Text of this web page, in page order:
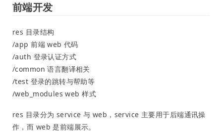
前端开发
res 目录结构
/app 前端 web 代码
/auth 登录认证方式
/common 语言翻译相关
/test 登录的跳转与帮助等
/web_modules web 样式
res 目录分为 service 与 web，service 主要用于后端通讯操
作，而 web 是前端展示。